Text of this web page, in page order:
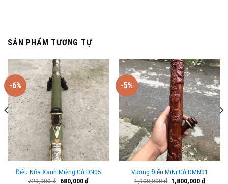
SẢN PHẨM TƯƠNG TỰ
-6%
Điếu Nứa Xanh Miệng Gỗ DN05
720,000₫ Giá
680,000₫Giá
-5%
Vương Điếu MiNi Gỗ DMN01
1,900,000₫ Giá
1,800,000₫Giá